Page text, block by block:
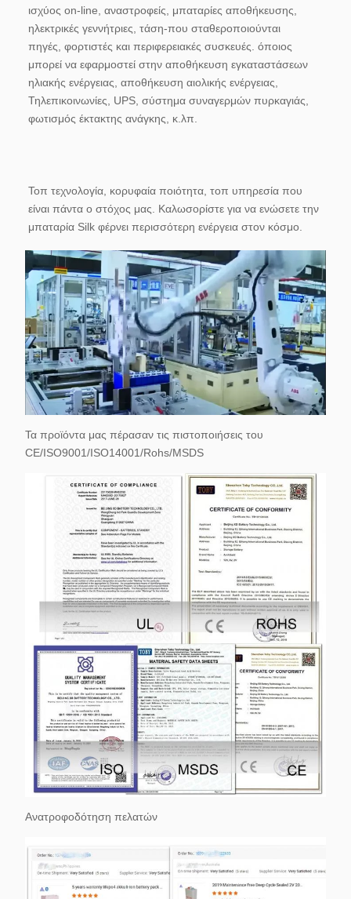
ισχύος on-line, αναστροφείς, μπαταρίες αποθήκευσης,
ηλεκτρικές γεννήτριες, τάση-που σταθεροποιούνται
πηγές, φορτιστές και περιφερειακές συσκευές. όποιος
μπορεί να εφαρμοστεί στην αποθήκευση εγκαταστάσεων
ηλιακής ενέργειας, αποθήκευση αιολικής ενέργειας,
Τηλεπικοινωνίες, UPS, σύστημα συναγερμών πυρκαγιάς,
φωτισμός έκτακτης ανάγκης, κ.λπ.
Τοπ τεχνολογία, κορυφαία ποιότητα, τοπ υπηρεσία που
είναι πάντα ο στόχος μας. Καλωσορίστε για να ενώσετε την
μπαταρία Silk φέρνει περισσότερη ενέργεια στον κόσμο.
Τα προϊόντα μας πέρασαν τις πιστοποιήσεις του
CE/ISO9001/ISO14001/Rohs/MSDS
Ανατροφοδότηση πελατών